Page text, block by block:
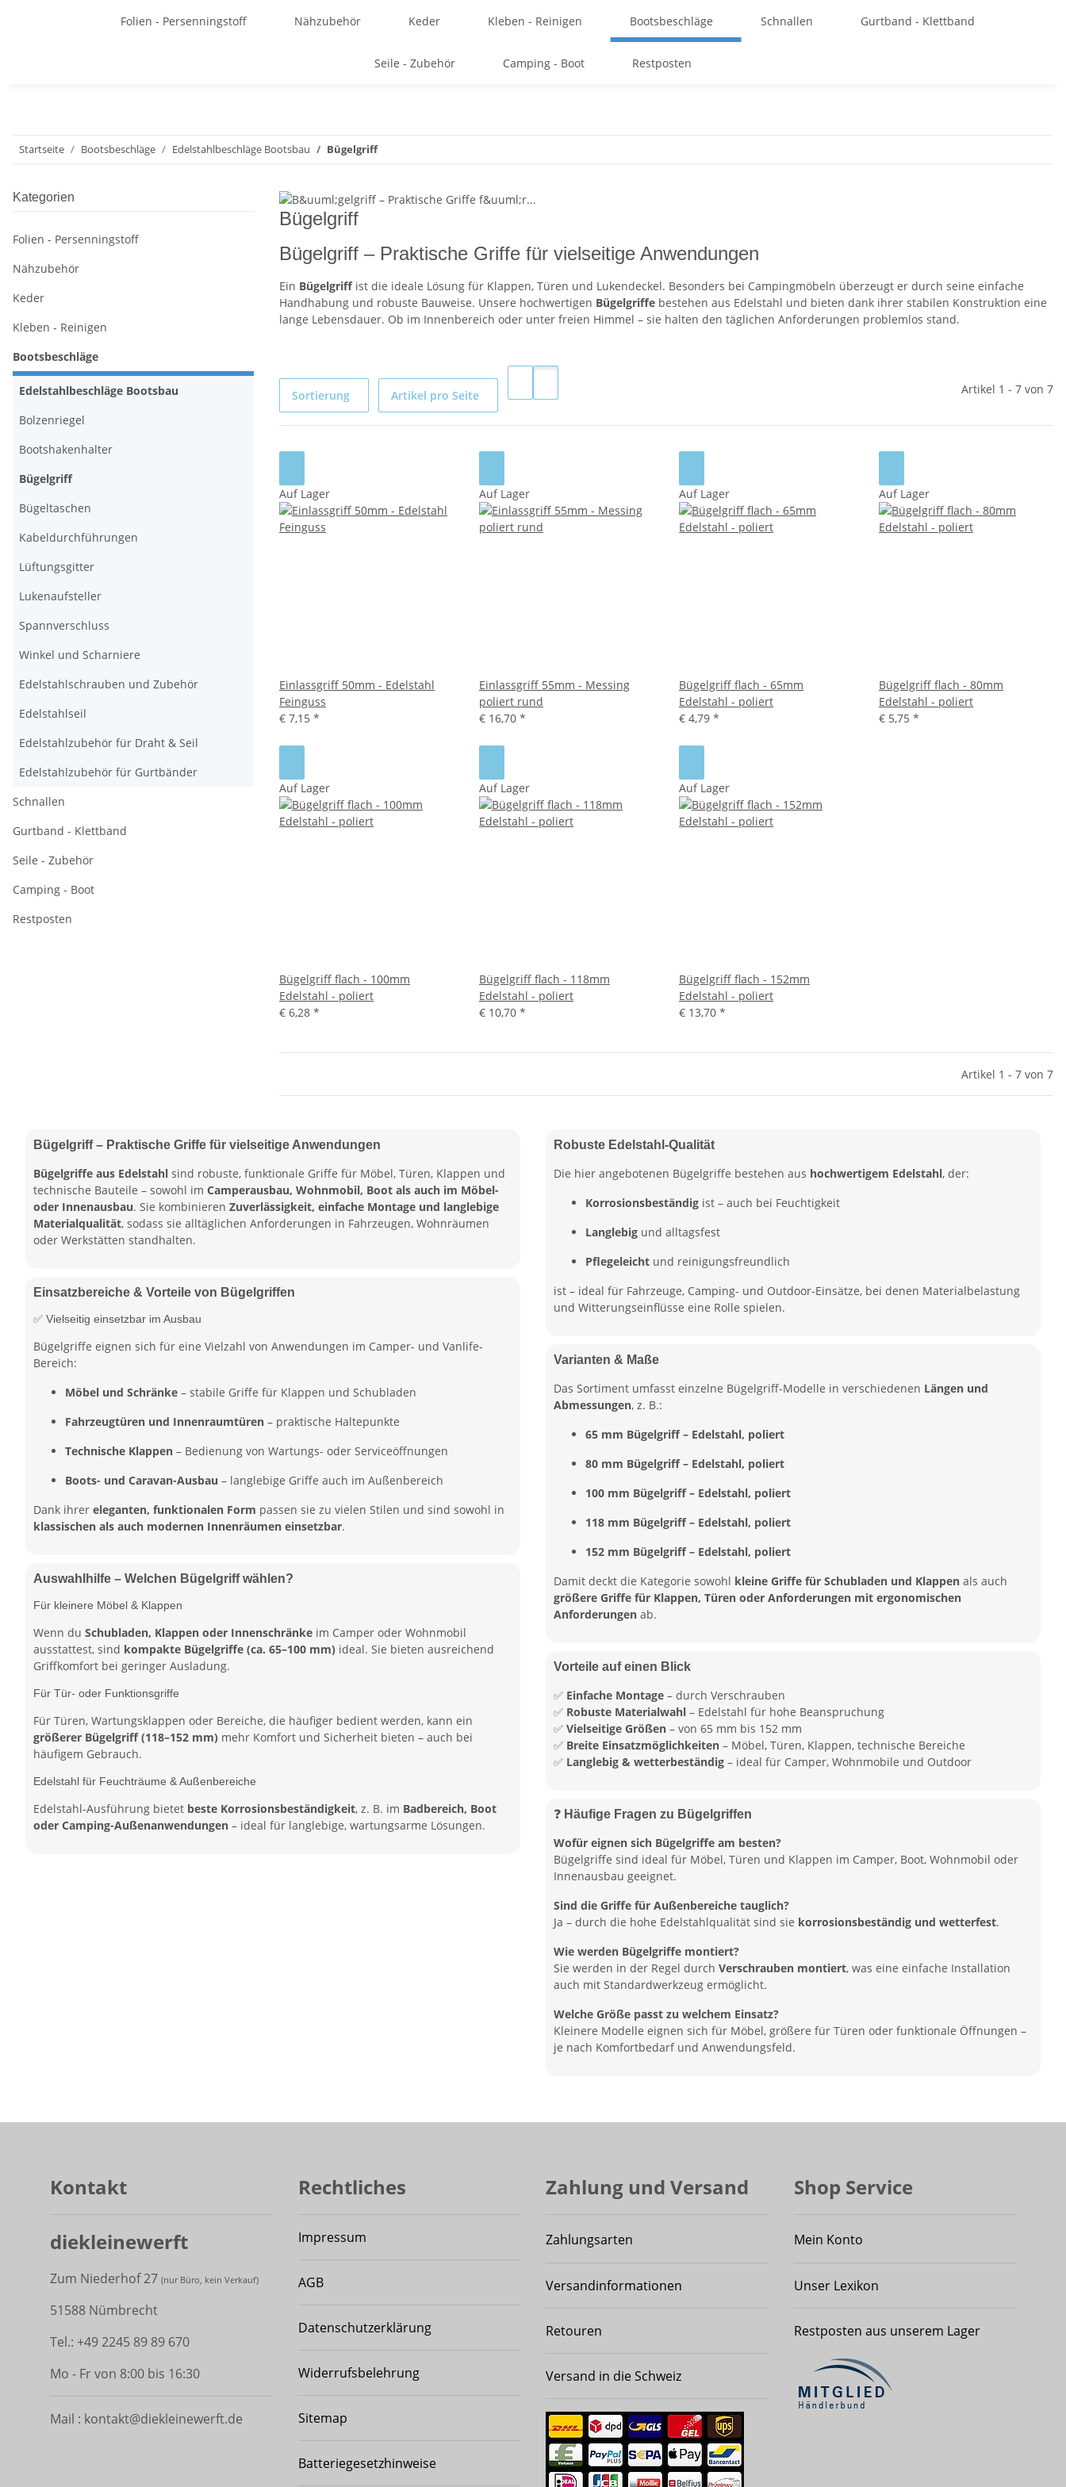
Folien - Persenningstoff Nähzubehör Keder Kleben - Reinigen Bootsbeschläge Schnallen Gurtband - Klettband
Seile - Zubehör Camping - Boot Restposten
Startseite Bootsbeschläge Edelstahlbeschläge Bootsbau Bügelgriff
Bügelgriff
Bügelgriff – Praktische Griffe für vielseitige Anwendungen
Ein Bügelgriffist die ideale Lösung für Klappen, Türen und Lukendeckel. Besonders bei Campingmöbeln überzeugt er durch seine einfache
Handhabung und robuste Bauweise. Unsere hochwertigen Bügelgriffe bestehen aus Edelstahl und bieten dank ihrer stabilen Konstruktion eine
lange Lebensdauer. Ob im Innenbereich oder unter freien Himmel – sie halten den täglichen Anforderungen problemlos stand.
Sortierung Artikel pro Seite Artikel 1 - 7 von 7
Auf Lager
Einlassgriff 50mm - Edelstahl
Feinguss
€ 7,15 *
Auf Lager
Einlassgriff 55mm - Messing
poliert rund
€ 16,70 *
Auf Lager
Bügelgriff flach - 65mm
Edelstahl - poliert
€ 4,79 *
Auf Lager
Bügelgriff flach - 80mm
Edelstahl - poliert
€ 5,75 *
Auf Lager
Bügelgriff flach - 100mm
Edelstahl - poliert
€ 6,28 *
Auf Lager
Bügelgriff flach - 118mm
Edelstahl - poliert
€ 10,70 *
Auf Lager
Bügelgriff flach - 152mm
Edelstahl - poliert
€ 13,70 *
Artikel 1 - 7 von 7
Kategorien
Folien - Persenningstoff
Nähzubehör
Keder
Kleben - Reinigen
Bootsbeschläge
Edelstahlbeschläge Bootsbau
Bolzenriegel
Bootshakenhalter
Bügelgriff
Bügeltaschen
Kabeldurchführungen
Lüftungsgitter
Lukenaufsteller
Spannverschluss
Winkel und Scharniere
Edelstahlschrauben und Zubehör
Edelstahlseil
Edelstahlzubehör für Draht & Seil
Edelstahlzubehör für Gurtbänder
Schnallen
Gurtband - Klettband
Seile - Zubehör
Camping - Boot
Restposten
Bügelgriff – Praktische Griffe für vielseitige Anwendungen
Bügelgriffe aus Edelstahl sind robuste, funktionale Griffe für Möbel, Türen, Klappen und
technische Bauteile – sowohl im Camperausbau, Wohnmobil, Boot als auch im Möbel-
oder Innenausbau. Sie kombinieren Zuverlässigkeit, einfache Montage und langlebige
Materialqualität, sodass sie alltäglichen Anforderungen in Fahrzeugen, Wohnräumen
oder Werkstätten standhalten.
Einsatzbereiche & Vorteile von Bügelgriffen
✅ Vielseitig einsetzbar im Ausbau
Bügelgriffe eignen sich für eine Vielzahl von Anwendungen im Camper- und Vanlife-
Bereich:
Möbel und Schränke – stabile Griffe für Klappen und Schubladen
Fahrzeugtüren und Innenraumtüren – praktische Haltepunkte
Technische Klappen – Bedienung von Wartungs- oder Serviceöffnungen
Boots- und Caravan-Ausbau – langlebige Griffe auch im Außenbereich
Dank ihrer eleganten, funktionalen Form passen sie zu vielen Stilen und sind sowohl in
klassischen als auch modernen Innenräumen einsetzbar.
Auswahlhilfe – Welchen Bügelgriff wählen?
Für kleinere Möbel & Klappen
Wenn du Schubladen, Klappen oder Innenschränke im Camper oder Wohnmobil
ausstattest, sind kompakte Bügelgriffe (ca. 65–100 mm) ideal. Sie bieten ausreichend
Griffkomfort bei geringer Ausladung.
Für Tür- oder Funktionsgriffe
Für Türen, Wartungsklappen oder Bereiche, die häufiger bedient werden, kann ein
größerer Bügelgriff (118–152 mm) mehr Komfort und Sicherheit bieten – auch bei
häufigem Gebrauch.
Edelstahl für Feuchträume & Außenbereiche
Edelstahl-Ausführung bietet beste Korrosionsbeständigkeit, z. B. im Badbereich, Boot
oder Camping-Außenanwendungen – ideal für langlebige, wartungsarme Lösungen.
Robuste Edelstahl-Qualität
Die hier angebotenen Bügelgriffe bestehen aus hochwertigem Edelstahl, der:
Korrosionsbeständig ist – auch bei Feuchtigkeit
Langlebig und alltagsfest
Pflegeleicht und reinigungsfreundlich
ist – ideal für Fahrzeuge, Camping- und Outdoor-Einsätze, bei denen Materialbelastung
und Witterungseinflüsse eine Rolle spielen.
Varianten & Maße
Das Sortiment umfasst einzelne Bügelgriff-Modelle in verschiedenen Längen und
Abmessungen, z. B.:
65 mm Bügelgriff – Edelstahl, poliert
80 mm Bügelgriff – Edelstahl, poliert
100 mm Bügelgriff – Edelstahl, poliert
118 mm Bügelgriff – Edelstahl, poliert
152 mm Bügelgriff – Edelstahl, poliert
Damit deckt die Kategorie sowohl kleine Griffe für Schubladen und Klappen als auch
größere Griffe für Klappen, Türen oder Anforderungen mit ergonomischen
Anforderungen ab.
Vorteile auf einen Blick
✅ Einfache Montage – durch Verschrauben
✅ Robuste Materialwahl – Edelstahl für hohe Beanspruchung
✅ Vielseitige Größen – von 65 mm bis 152 mm
✅ Breite Einsatzmöglichkeiten – Möbel, Türen, Klappen, technische Bereiche
✅ Langlebig & wetterbeständig – ideal für Camper, Wohnmobile und Outdoor
❓ Häufige Fragen zu Bügelgriffen
Wofür eignen sich Bügelgriffe am besten?
Bügelgriffe sind ideal für Möbel, Türen und Klappen im Camper, Boot, Wohnmobil oder
Innenausbau geeignet.
Sind die Griffe für Außenbereiche tauglich?
Ja – durch die hohe Edelstahlqualität sind sie korrosionsbeständig und wetterfest.
Wie werden Bügelgriffe montiert?
Sie werden in der Regel durch Verschrauben montiert, was eine einfache Installation
auch mit Standardwerkzeug ermöglicht.
Welche Größe passt zu welchem Einsatz?
Kleinere Modelle eignen sich für Möbel, größere für Türen oder funktionale Öffnungen –
je nach Komfortbedarf und Anwendungsfeld.
Kontakt
diekleinewerft
Zum Niederhof 27 (nur Büro, kein Verkauf)
51588 Nümbrecht
Tel.: +49 2245 89 89 670
Mo - Fr von 8:00 bis 16:30
Mail : kontakt@diekleinewerft.de
Rechtliches
Impressum
AGB
Datenschutzerklärung
Widerrufsbelehrung
Sitemap
Batteriegesetzhinweise
Zahlung und Versand
Zahlungsarten
Versandinformationen
Retouren
Versand in die Schweiz
Shop Service
Mein Konto
Unser Lexikon
Restposten aus unserem Lager